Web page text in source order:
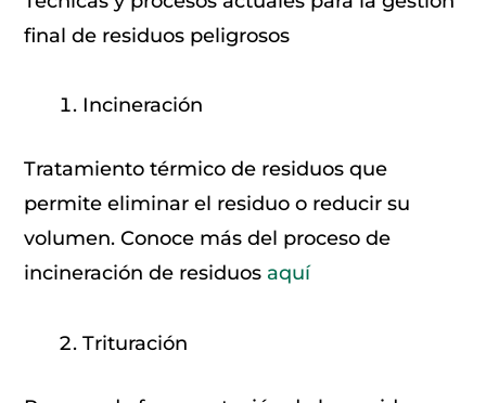
final de residuos peligrosos
Incineración
Tratamiento térmico de residuos que
permite eliminar el residuo o reducir su
volumen. Conoce más del proceso de
incineración de residuos aquí
Trituración